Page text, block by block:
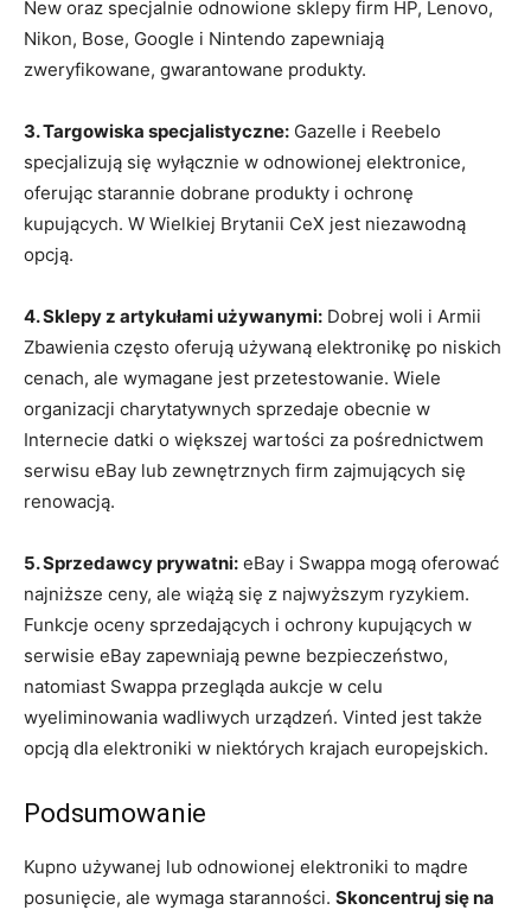
New oraz specjalnie odnowione sklepy firm HP, Lenovo,
Nikon, Bose, Google i Nintendo zapewniają
zweryfikowane, gwarantowane produkty.
3. Targowiska specjalistyczne: Gazelle i Reebelo
specjalizują się wyłącznie w odnowionej elektronice,
oferując starannie dobrane produkty i ochronę
kupujących. W Wielkiej Brytanii CeX jest niezawodną
opcją.
4. Sklepy z artykułami używanymi: Dobrej woli i Armii
Zbawienia często oferują używaną elektronikę po niskich
cenach, ale wymagane jest przetestowanie. Wiele
organizacji charytatywnych sprzedaje obecnie w
Internecie datki o większej wartości za pośrednictwem
serwisu eBay lub zewnętrznych firm zajmujących się
renowacją.
5. Sprzedawcy prywatni: eBay i Swappa mogą oferować
najniższe ceny, ale wiążą się z najwyższym ryzykiem.
Funkcje oceny sprzedających i ochrony kupujących w
serwisie eBay zapewniają pewne bezpieczeństwo,
natomiast Swappa przegląda aukcje w celu
wyeliminowania wadliwych urządzeń. Vinted jest także
opcją dla elektroniki w niektórych krajach europejskich.
Podsumowanie
Kupno używanej lub odnowionej elektroniki to mądre
posunięcie, ale wymaga staranności. Skoncentruj się na